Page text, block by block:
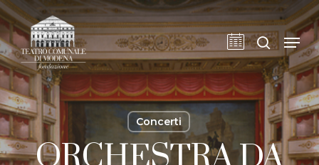
Skip
to
main
content
cerca
Concerti